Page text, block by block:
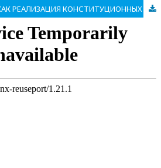
НАЛОГОВЫЙ ВЫЧЕТ КАК РЕАЛИЗАЦИЯ КОНСТИТУЦИОННЫХ ПРАВ И СВОБОД ГРАЖДАН